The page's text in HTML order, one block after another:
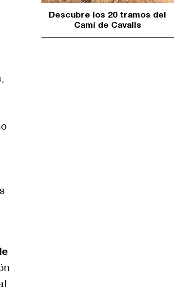
Descubre los 20 tramos del
Camí de Cavalls